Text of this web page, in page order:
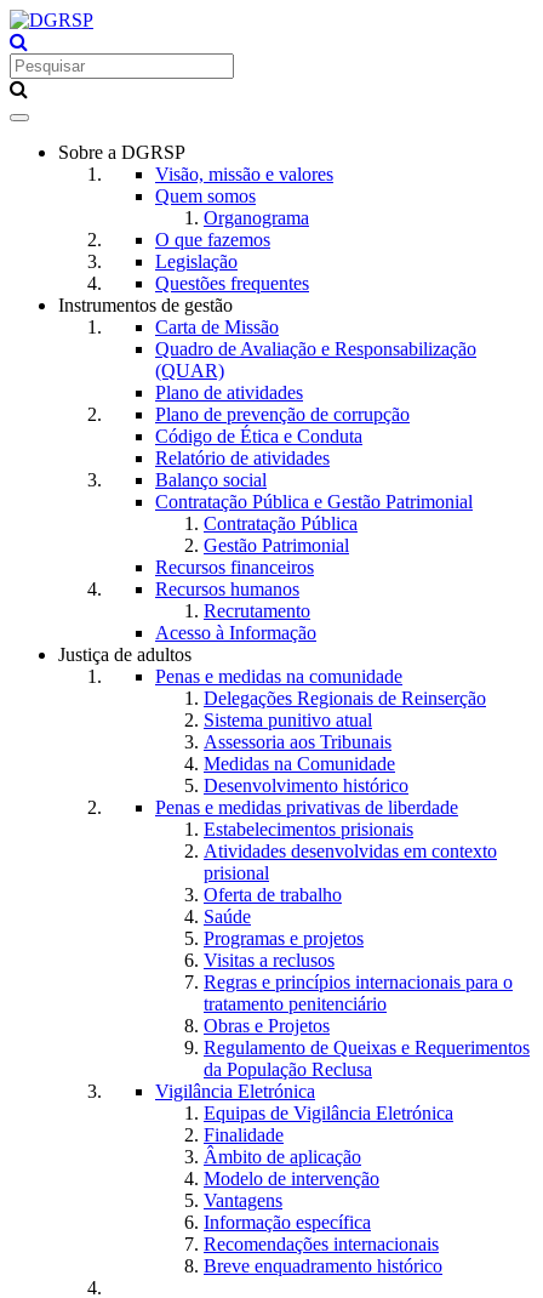
Toggle
navigationSobre a DGRSP
Visão, missão e valores
Quem somos
Organograma
O que fazemos
Legislação
Questões frequentes
Instrumentos de gestão
Carta de Missão
Quadro de Avaliação e Responsabilização
(QUAR)
Plano de atividades
Plano de prevenção de corrupção
Código de Ética e Conduta
Relatório de atividades
Balanço social
Contratação Pública e Gestão Patrimonial
Contratação Pública
Gestão Patrimonial
Recursos financeiros
Recursos humanos
Recrutamento
Acesso à Informação
Justiça de adultos
Penas e medidas na comunidade
Delegações Regionais de Reinserção
Sistema punitivo atual
Assessoria aos Tribunais
Medidas na Comunidade
Desenvolvimento histórico
Penas e medidas privativas de liberdade
Estabelecimentos prisionais
Atividades desenvolvidas em contexto
prisional
Oferta de trabalho
Saúde
Programas e projetos
Visitas a reclusos
Regras e princípios internacionais para o
tratamento penitenciário
Obras e Projetos
Regulamento de Queixas e Requerimentos
da População Reclusa
Vigilância Eletrónica
Equipas de Vigilância Eletrónica
Finalidade
Âmbito de aplicação
Modelo de intervenção
Vantagens
Informação específica
Recomendações internacionais
Breve enquadramento histórico